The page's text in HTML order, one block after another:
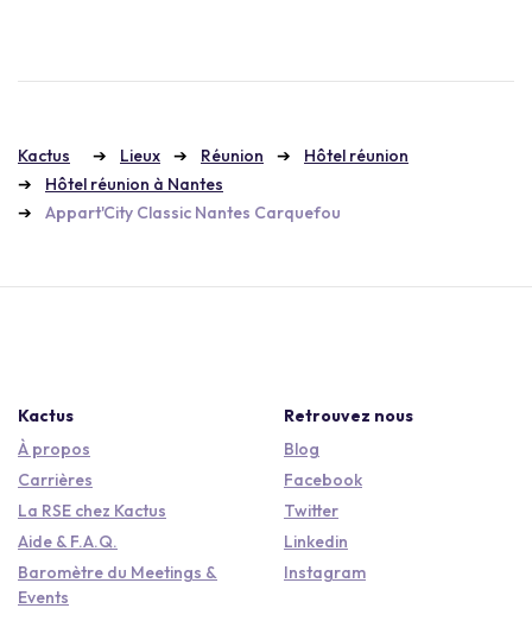
Kactus Lieux Réunion
Hôtel réunion
Hôtel réunion à Nantes
Appart'City Classic Nantes Carquefou
Kactus
À propos
Carrières
La RSE chez Kactus
Aide & F.A.Q.
Baromètre du Meetings &
Events
Retrouvez nous
Blog
Facebook
Twitter
Linkedin
Instagram